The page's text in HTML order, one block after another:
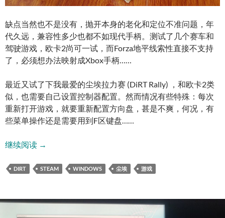
缺点当然也不是没有，抛开本身的老化和定位不准问题，年
代久远，兼容性多少也都不如现代手柄。测试了几个赛车和
驾驶游戏，欧卡2尚可一试，而Forza地平线索性直接不支持
了，必须想办法映射成Xbox手柄……
最近又试了下我最爱的尘埃拉力赛 (DiRT Rally) ，和欧卡2类
似，也需要自己设置控制器配置。然而情况有些特殊：每次
重新打开游戏，就要重新配置方向盘，甚是不爽，何况，有
些菜单操作还是需要用到F区键盘……
继续阅读配置北通168方向盘玩上《尘埃拉力赛》(DiRT Rally)
→
DIRT STEAM WINDOWS 尘埃 游戏